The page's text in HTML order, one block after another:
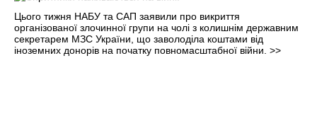
Цього тижня НАБУ та САП заявили про викриття
організованої злочинної групи на чолі з колишнім державним
секретарем МЗС України, що заволоділа коштами від
іноземних донорів на початку повномасштабної війни. >>